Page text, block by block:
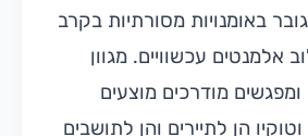
באומנויות מסורתיות בקרב
אלמנטים עכשוויים. מגוון
מודרכים מוצעים
הן לתיירים והן לתושבים